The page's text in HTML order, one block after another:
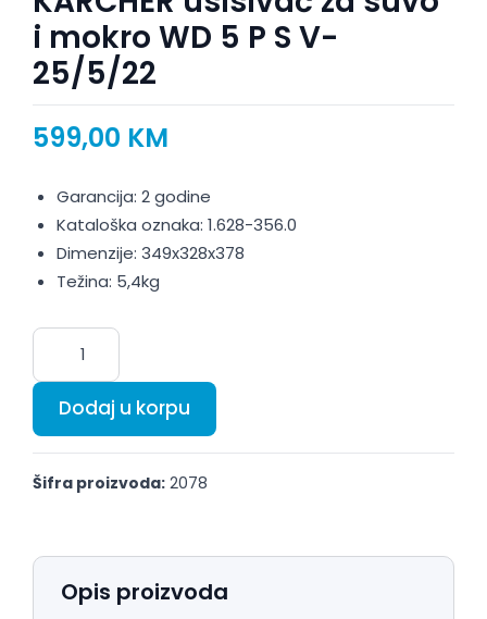
i mokro WD 5 P S V-
25/5/22
599,00 KM
Garancija: 2 godine
Kataloška oznaka: 1.628-356.0
Dimenzije: 349x328x378
Težina: 5,4kg
Dodaj u korpu
Šifra proizvoda: 2078
Opis proizvoda